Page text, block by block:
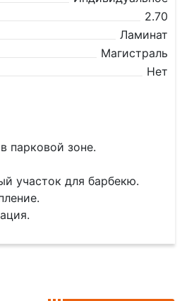
2.70
Ламинат
Магистраль
Нет
парковой зоне.
участок для барбекю.